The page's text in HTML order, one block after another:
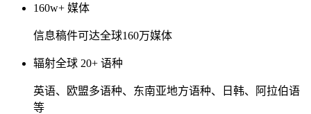
160w+ 媒体
信息稿件可达全球160万媒体
辐射全球 20+ 语种
英语、欧盟多语种、东南亚地方语种、日韩、阿拉伯语
等